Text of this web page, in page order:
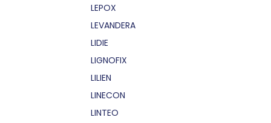
LEPOX
LEVANDERA
LIDIE
LIGNOFIX
LILIEN
LINECON
LINTEO